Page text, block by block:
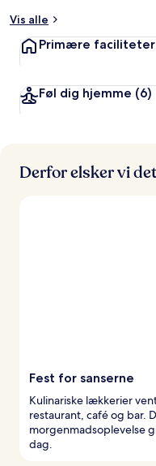
Vis alle
Primære faciliteter
Føl dig hjemme (6)
Derfor elsker vi
Fest for sanserne
Kulinariske lækkerier
restaurant, café og bar.
morgenmadsoplevelse
dag.